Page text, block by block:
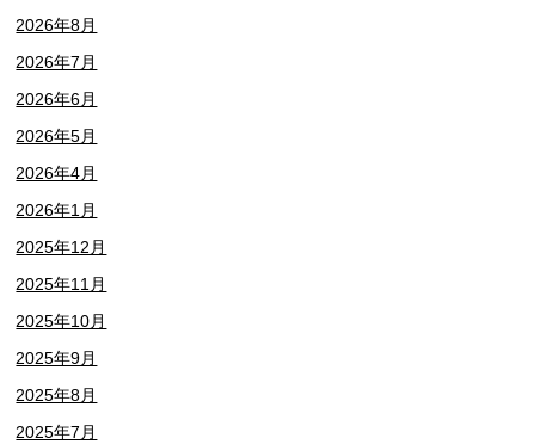
2026年8月
2026年7月
2026年6月
2026年5月
2026年4月
2026年1月
2025年12月
2025年11月
2025年10月
2025年9月
2025年8月
2025年7月